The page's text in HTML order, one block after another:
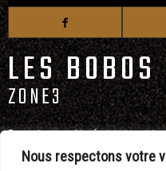
Nous respectons votre
LES BOBOS
ZONE3
Dans leur quête furieuse et
tendance, un couple debobos